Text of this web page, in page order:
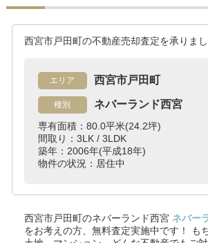
西宮市戸田町の不動産売却査定を承りまし
エリア 西宮市戸田町
種別 ネバーランド西宮
専有面積：80.0平米(24.2坪)
間取り：3LK / 3LDK
築年：2006年(平成18年)
物件の状況：居住中
西宮市戸田町のネバーランド西宮 ネバー
をお考えの方、無料査定実施中です！
も